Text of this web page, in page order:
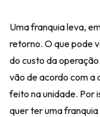
Uma franquia leva,
retorno. O que pode
do custo da
vão de acordo com a
feito na unidade. Por
quer ter uma